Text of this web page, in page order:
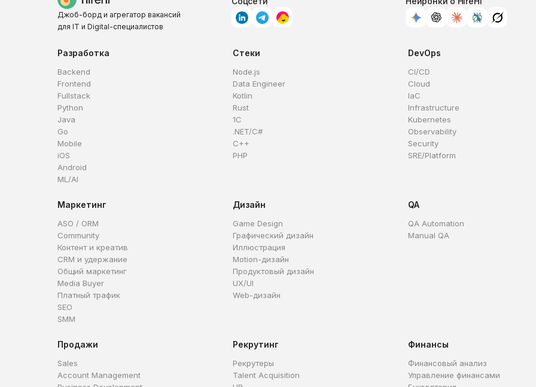
Джоб-борд и агрегатор вакансий
для IT и Digital-специалистов
Разработка
Backend
Frontend
Fullstack
Python
Java
Go
Mobile
iOS
Android
ML/AI
Стеки
Node.js
Data Engineer
Kotlin
Rust
1C
.NET/C#
C++
PHP
DevOps
CI/CD
Cloud
IaC
Infrastructure
Kubernetes
Observability
Security
SRE/Platform
Маркетинг
ASO / ORM
Community
Контент и креатив
CRM и удержание
Общий маркетинг
Media Buyer
Платный трафик
SEO
SMM
Дизайн
Game Design
Графический дизайн
Иллюстрация
Motion-дизайн
Продуктовый дизайн
UX/UI
Web-дизайн
QA
QA Automation
Manual QA
Продажи
Sales
Account Management
Рекрутинг
Рекрутеры
Talent Acquisition
Финансы
Финансовый анализ
Управление финансами